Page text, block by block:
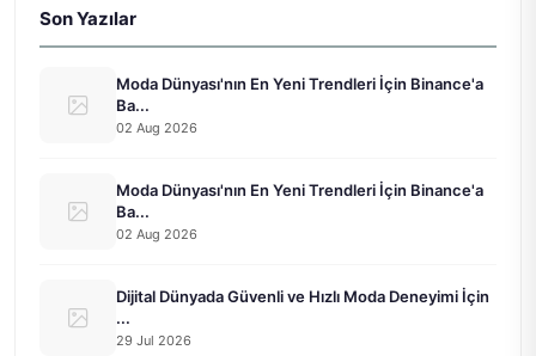
Son Yazılar
Moda Dünyası'nın En Yeni Trendleri İçin Binance'a
Ba...
02 Aug 2026
Moda Dünyası'nın En Yeni Trendleri İçin Binance'a
Ba...
02 Aug 2026
Dijital Dünyada Güvenli ve Hızlı Moda Deneyimi İçin
...
29 Jul 2026